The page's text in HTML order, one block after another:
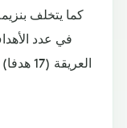
كما يتخلف
في عدد